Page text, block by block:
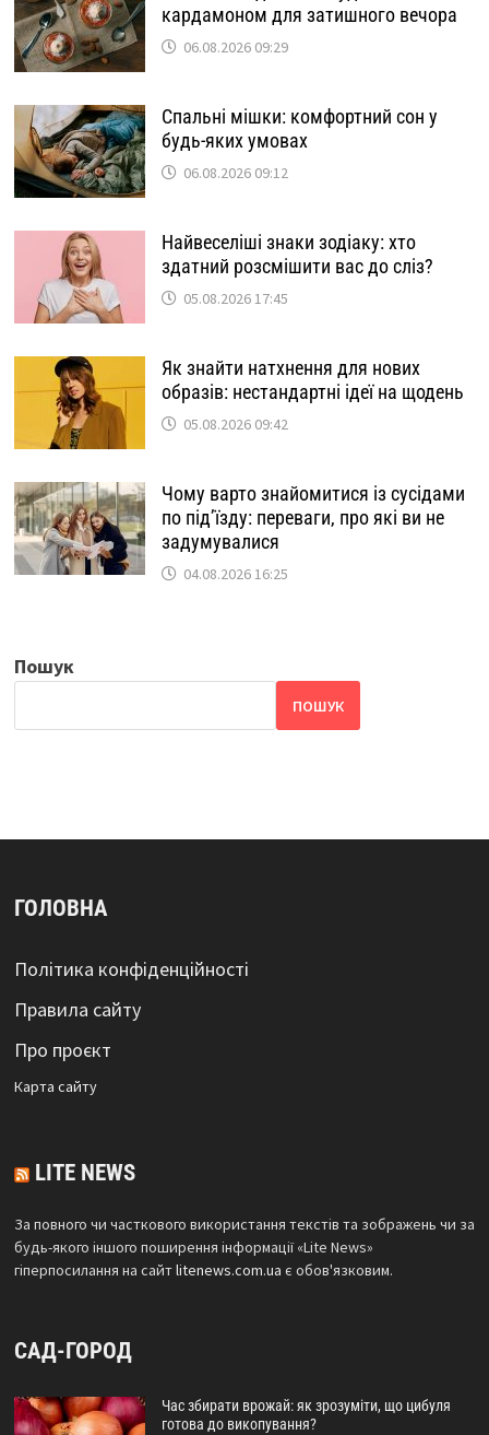
кардамоном для затишного вечора
06.08.2026 09:29
Спальні мішки: комфортний сон у
будь-яких умовах
06.08.2026 09:12
Найвеселіші знаки зодіаку: хто
здатний розсмішити вас до сліз?
05.08.2026 17:45
Як знайти натхнення для нових
образів: нестандартні ідеї на щодень
05.08.2026 09:42
Чому варто знайомитися із сусідами
по під’їзду: переваги, про які ви не
задумувалися
04.08.2026 16:25
Пошук
ПОШУК
ГОЛОВНА
Політика конфіденційності
Правила сайту
Про проєкт
Карта сайтy
LITE NEWS
За повного чи часткового використання текстів та зображень чи за
будь-якого іншого поширення інформації «Lite News»
гіперпосилання на сайтlitenews.com.ua є обов'язковим.
САД-ГОРОД
Час збирати врожай: як зрозуміти, що цибуля
готова до викопування?